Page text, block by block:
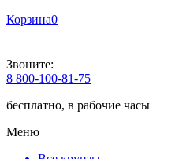
Корзина0
Звоните:
8 800-100-81-75
бесплатно, в рабочие часы
Меню